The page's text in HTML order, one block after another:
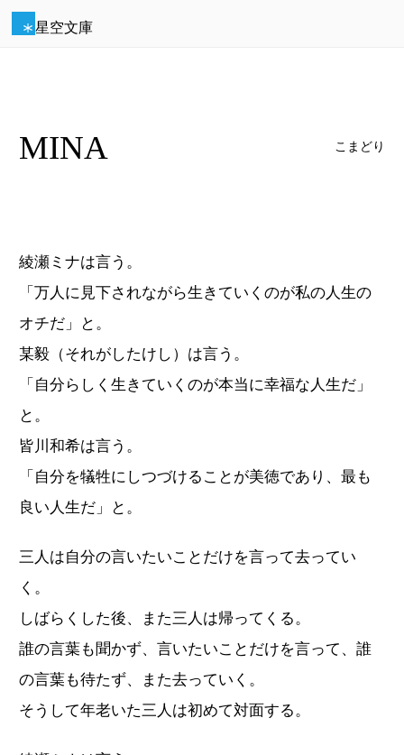
星空文庫
MINA こまどり
綾瀬ミナは言う。
「万人に見下されながら生きていくのが私の人生の
オチだ」と。
某毅（それがしたけし）は言う。
「自分らしく生きていくのが本当に幸福な人生だ」
と。
皆川和希は言う。
「自分を犠牲にしつづけることが美徳であり、最も
良い人生だ」と。
三人は自分の言いたいことだけを言って去ってい
く。
しばらくした後、また三人は帰ってくる。
誰の言葉も聞かず、言いたいことだけを言って、誰
の言葉も待たず、また去っていく。
そうして年老いた三人は初めて対面する。